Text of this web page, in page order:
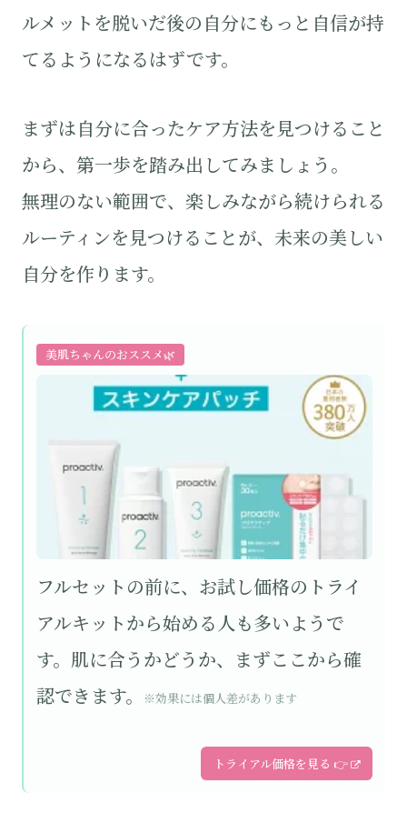
ルメットを脱いだ後の自分にもっと自信が持
てるようになるはずです。
まずは自分に合ったケア方法を見つけること
から、第一歩を踏み出してみましょう。
無理のない範囲で、楽しみながら続けられる
ルーティンを見つけることが、未来の美しい
自分を作ります。
美肌ちゃんのおススメ🌿
フルセットの前に、お試し価格のトライ
アルキットから始める人も多いようで
す。肌に合うかどうか、まずここから確
認できます。
※効果には個人差があります
トライアル価格を見る 👉